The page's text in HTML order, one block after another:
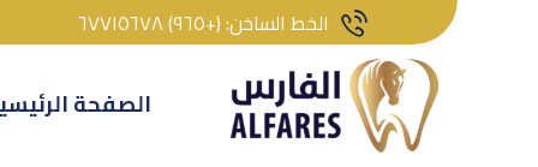
الخط الساخن: (+٩٦٥) ٦٧٧١٥٦٧٨
الصفحة